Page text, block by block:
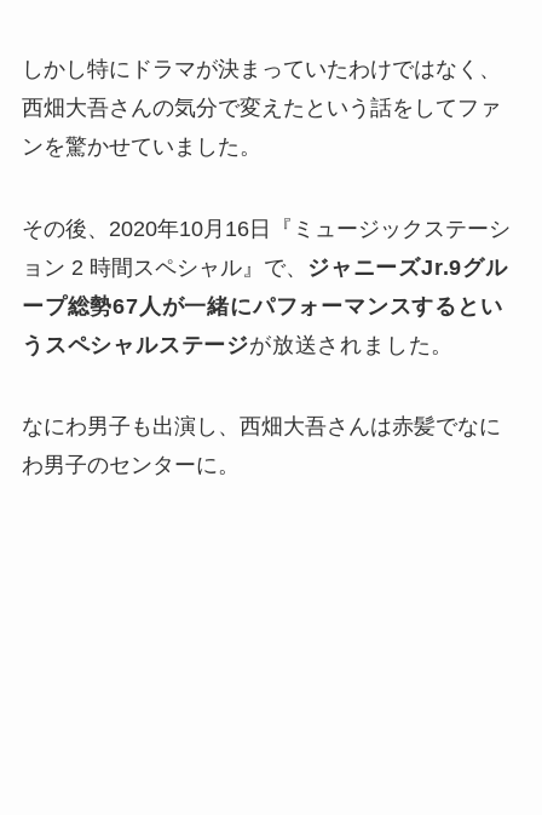
しかし特にドラマが決まっていたわけではなく、
西畑大吾さんの気分で変えた という話をしてファ
ンを驚かせていました。
その後、2020年10月16日『ミュージックステーシ
ョン 2 時間スペシャル』で、
ジャニーズJr.9グル
ープ総勢67人が一緒にパフォーマンスするとい
うスペシャルステージが放送されました。
なにわ男子も出演し、西畑大吾さんは赤髪でなに
わ男子のセンターに。